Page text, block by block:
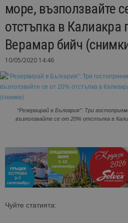
море, възползвайте
отстъпка в Калиакра
Верамар бийч
10/05/2020 14:46
“Резервирай в България”: Три
възползвайте се от 20% отстъпка в
Чуйте статията: